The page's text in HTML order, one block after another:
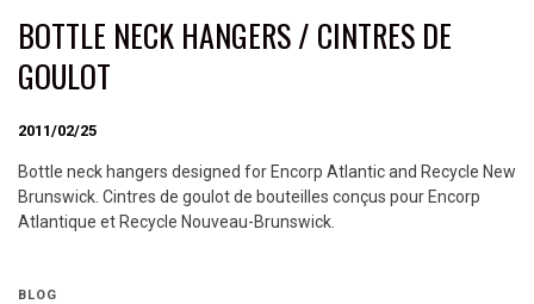
BOTTLE NECK HANGERS / CINTRES DE
GOULOT
2011/02/25
Bottle neck hangers designed for Encorp Atlantic and Recycle New
Brunswick. Cintres de goulot de bouteilles conçus pour Encorp
Atlantique et Recycle Nouveau-Brunswick.
BLOG